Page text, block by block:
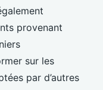
provenant
sur les
par d’autres